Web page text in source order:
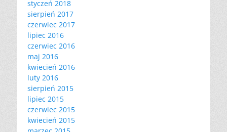
styczeń 2018
sierpień 2017
czerwiec 2017
lipiec 2016
czerwiec 2016
maj 2016
kwiecień 2016
luty 2016
sierpień 2015
lipiec 2015
czerwiec 2015
kwiecień 2015